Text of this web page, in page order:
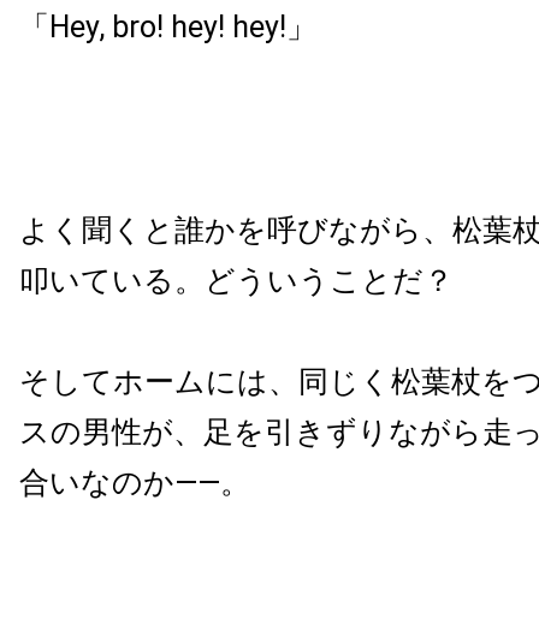
「Hey, bro! hey! hey!」
よく聞くと誰かを呼びながら、松葉
叩いている。どういうことだ？
そしてホームには、同じく松葉杖を
スの男性が、足を引きずりながら走
合いなのか――。